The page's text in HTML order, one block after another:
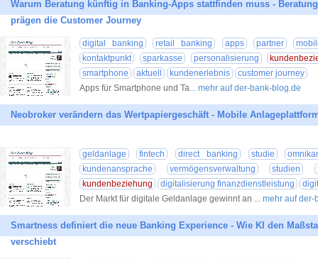
Warum Beratung künftig in Banking-Apps stattfinden muss -
prägen die Customer Journey
digital banking retail banking apps partner
kontaktpunkt
sparkasse personalisierung
smartphone
aktuell kundenerlebnis
customer journey
Apps für Smartphone und Ta... mehr auf der-bank-blog.de
Neobroker verändern das Wertpapiergeschäft - Mobile
geldanlage fintech direct banking studie
kundenansprache
vermögensverwaltung studien
kundenbeziehung
digitalisierung finanzdienstleistung
Der Markt für digitale Geldanlage gewinnt an ... mehr auf
Smartness definiert die neue Banking Experience - Wie KI den
verschiebt